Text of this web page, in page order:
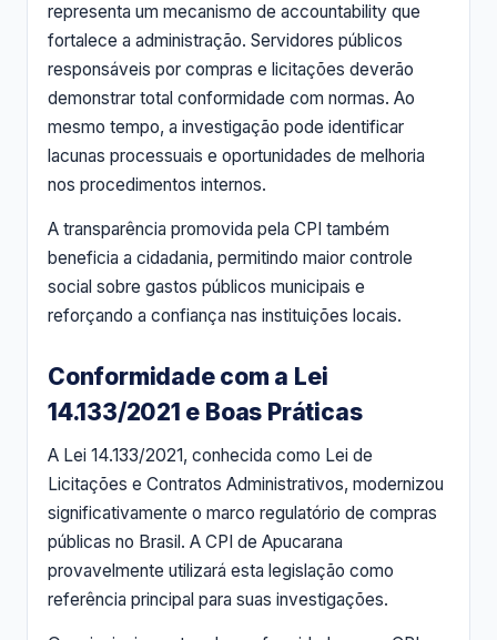
representa um mecanismo de accountability que
fortalece a administração. Servidores públicos
responsáveis por compras e licitações deverão
demonstrar total conformidade com normas. Ao
mesmo tempo, a investigação pode identificar
lacunas processuais e oportunidades de melhoria
nos procedimentos internos.
A transparência promovida pela CPI também
beneficia a cidadania, permitindo maior controle
social sobre gastos públicos municipais e
reforçando a confiança nas instituições locais.
Conformidade com a Lei
14.133/2021 e Boas Práticas
A Lei 14.133/2021, conhecida como Lei de
Licitações e Contratos Administrativos, modernizou
significativamente o marco regulatório de compras
públicas no Brasil. A CPI de Apucarana
provavelmente utilizará esta legislação como
referência principal para suas investigações.